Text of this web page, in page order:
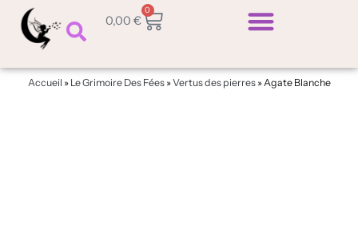
contenu
0,00 €
0
Panier
Accueil » Le Grimoire Des Fées»Vertus des pierres»Agate Blanche